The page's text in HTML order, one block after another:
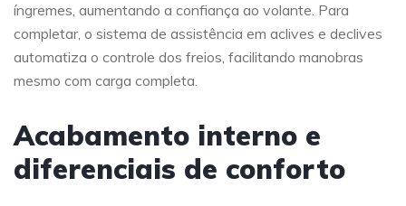
íngremes, aumentando a confiança ao volante. Para
completar, o sistema de assistência em aclives e declives
automatiza o controle dos freios, facilitando manobras
mesmo com carga completa.
Acabamento interno e
diferenciais de conforto